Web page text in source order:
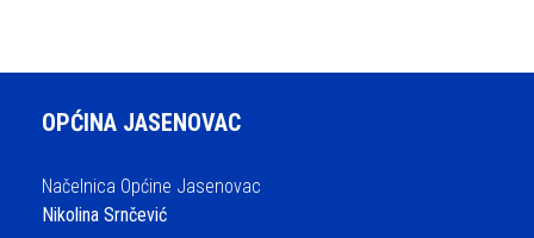
OPĆINA JASENOVAC
Načelnica Općine Jasenovac
Nikolina Srnčević